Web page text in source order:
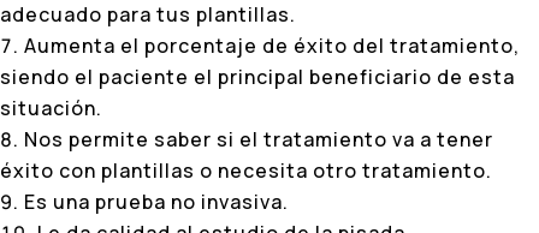
adecuado para tus plantillas.
Aumenta el porcentaje de éxito del tratamiento,
siendo el paciente el principal beneficiario de esta
situación.
Nos permite saber si el tratamiento va a tener
éxito con plantillas o necesita otro tratamiento.
Es una prueba no invasiva.